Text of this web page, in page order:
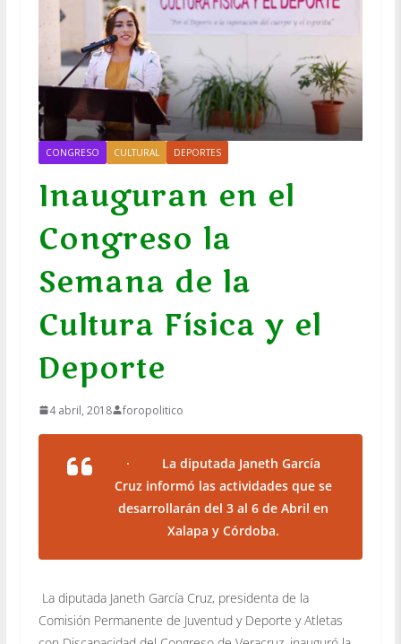
CONGRESO CULTURAL DEPORTES
Inauguran en el
Congreso la
Semana de la
Cultura Física y el
Deporte
4 abril, 2018 foropolitico
· La diputada Janeth García
Cruz informó las actividades que se
desarrollarán del 3 al 6 de Abril en
Xalapa y Córdoba.
La diputada Janeth García Cruz, presidenta de la
Comisión Permanente de Juventud y Deporte y Atletas